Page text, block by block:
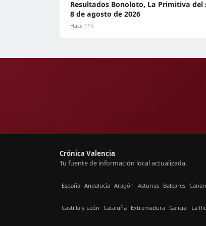
Resultados Bonoloto, La Primitiva del
8 de agosto de 2026
Hace 11h
Crónica Valencia
Tu fuente de información local actualizada.
España Andalucía Aragón Asturias Baleares
Castilla y León Cataluña Extremadura Galicia La